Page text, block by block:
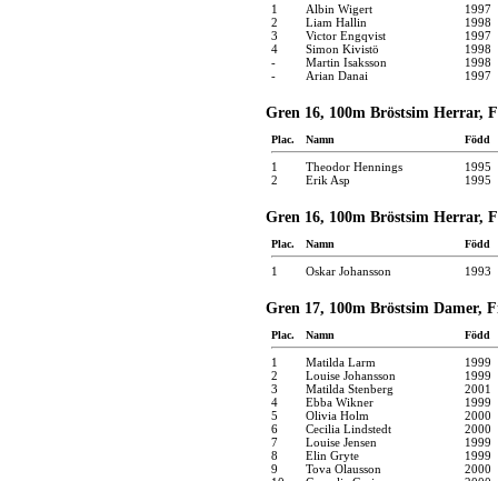
1 Albin Wigert
1997
2
Liam Hallin
1998
3
Victor Engqvist
1997
4
Simon Kivistö
1998
-
Martin Isaksson
1998
-
Arian Danai 1997
Gren 16, 100m Bröstsim Herrar,
Plac. Namn Född
1 Theodor Hennings
1995
2
Erik Asp 1995
Gren 16, 100m Bröstsim Herrar,
Plac. Namn Född
1 Oskar Johansson 1993
Gren 17, 100m Bröstsim Damer,
Plac. Namn Född
1 Matilda Larm
1999
2
Louise Johansson
1999
3
Matilda Stenberg
2001
4
Ebba Wikner
1999
5
Olivia Holm
2000
6
Cecilia Lindstedt
2000
7
Louise Jensen
1999
8
Elin Gryte
1999
9
Tova Olausson
2000